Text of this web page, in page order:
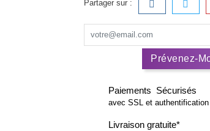
Partager sur :
Prévenez-
Paiements Sécurisés
avec SSL et
Livraison gratuite*